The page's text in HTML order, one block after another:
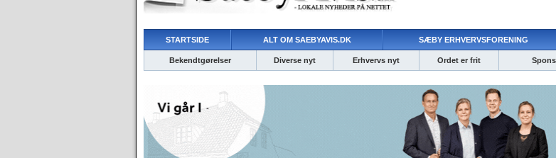
STARTSIDE ALT OM SAEBYAVIS.DK SÆBY ERHVERVSFORENING
Bekendtgørelser Diverse nyt Erhvervs nyt Ordet er frit